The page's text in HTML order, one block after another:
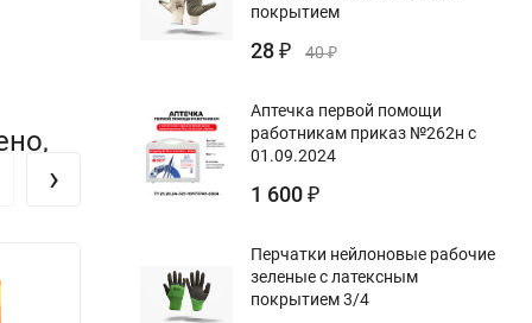
›
покрытием
28 ₽ 40₽
Аптечка первой помощи
работникам приказ №262н с
01.09.2024
1 600 ₽
Перчатки нейлоновые рабочие
зеленые с латексным
покрытием 3/4